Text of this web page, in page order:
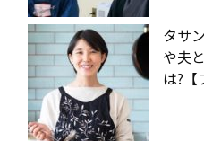
タサ
や夫
は?【